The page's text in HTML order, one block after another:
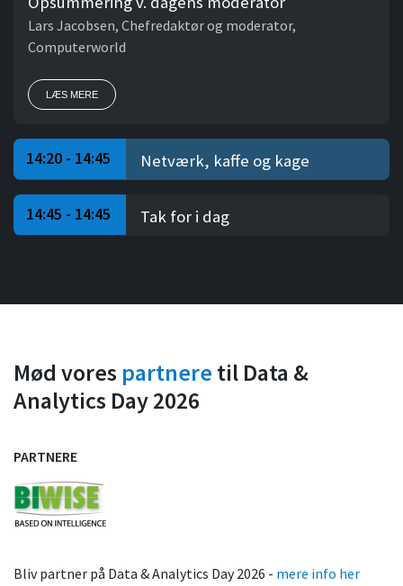
Lars Jacobsen, Chefredaktør og moderator,
Computerworld
LÆS MERE
14:20 - 14:45 Netværk, kaffe og kage
14:45 - 14:45 Tak for i dag
Mød vores partnere til Data &
Analytics Day 2026
PARTNERE
Bliv partner på Data & Analytics Day 2026 - mere info her